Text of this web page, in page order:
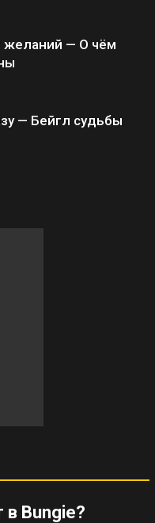
желаний — О чём
— Бейгл судьбы
в Bungie?